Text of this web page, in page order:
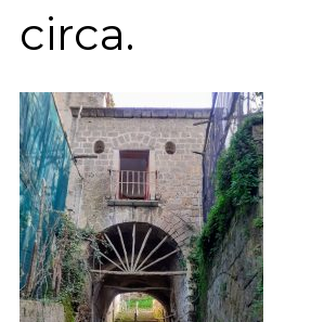
circa.